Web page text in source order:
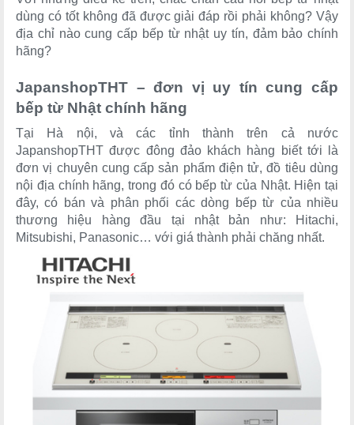
dùng có tốt không đã được giải đáp rồi phải không? Vậy
địa chỉ nào cung cấp bếp từ nhật uy tín, đảm bảo chính
hãng?
JapanshopTHT – đơn vị uy tín cung cấp
bếp từ Nhật chính hãng
Tại Hà nội, và các tỉnh thành trên cả nước
JapanshopTHT được đông đảo khách hàng biết tới là
đơn vị chuyên cung cấp sản phẩm điện tử, đồ tiêu dùng
nội địa chính hãng, trong đó có bếp từ của Nhật. Hiện tại
đây, có bán và phân phối các dòng bếp từ của nhiều
thương hiệu hàng đầu tại nhật bản như: Hitachi,
Mitsubishi, Panasonic… với giá thành phải chăng nhất.